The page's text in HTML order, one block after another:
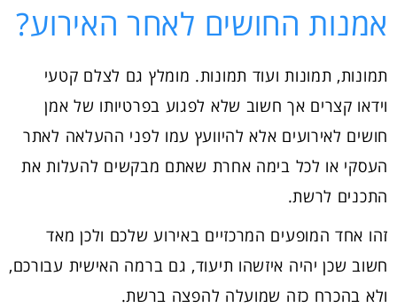
אמנות החושים לאחר האירוע?
תמונות, תמונות ועוד תמונות. מומלץ גם לצלם קטעי
וידאו קצרים אך חשוב שלא לפגוע בפרטיותו של אמן
חושים לאירועים אלא להיוועץ עמו לפני ההעלאה לאתר
העסקי או לכל בימה אחרת שאתם מבקשים להעלות את
התכנים לרשת.
זהו אחד המופעים המרכזיים באירוע שלכם ולכן מאד
חשוב שכן יהיה איזשהו תיעוד, גם ברמה האישית עבורכם,
ולא בהכרח כזה שמועלה להפצה ברשת.